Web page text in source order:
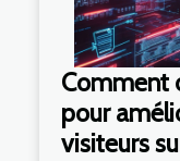
Comment
pour
visiteurs